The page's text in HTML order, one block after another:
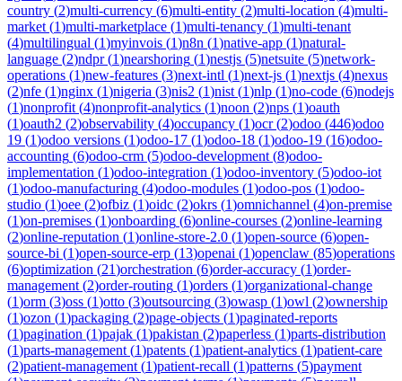
country (2)multi-currency (6)multi-entity (2)multi-location (4)multi-
market (1)multi-marketplace (1)multi-tenancy (1)multi-tenant
(4)multilingual (1)myinvois (1)n8n (1)native-app (1)natural-
language (2)ndpr(1)nearshoring (1)nestjs (5)netsuite (5)network-
operations (1)new-features (3)next-intl (1)next-js (1)nextjs (4)nexus
(2)nfe (1)nginx (1)nigeria (3)nis2 (1)nist (1)nlp (1)no-code (6)nodejs
(1)nonprofit (4)nonprofit-analytics (1)noon (2)nps (1)oauth
(1)oauth2 (2)observability (4)occupancy (1)ocr(2)odoo (446)odoo
19 (1)odoo versions (1)odoo-17 (1)odoo-18 (1)odoo-19 (16)odoo-
accounting (6)odoo-crm (5)odoo-development (8)odoo-
implementation (1)odoo-integration (1)odoo-inventory (5)odoo-iot
(1)odoo-manufacturing (4)odoo-modules (1)odoo-pos (1)odoo-
studio (1)oee (2)ofbiz (1)oidc (2)okrs (1)omnichannel (4)on-premise
(1)on-premises (1)onboarding (6)online-courses (2)online-learning
(2)online-reputation (1)online-store-2.0 (1)open-source (6)open-
source-bi (1)open-source-erp (13)openai (1)openclaw (85)operations
(6)optimization (21)orchestration (6)order-accuracy (1)order-
management (2)order-routing (1)orders (1)organizational-change
(1)orm (3)oss (1)otto (3)outsourcing (3)owasp (1)owl (2)ownership
(1)ozon (1)packaging (2)page-objects (1)paginated-reports
(1)pagination (1)pajak (1)pakistan (2)paperless (1)parts-distribution
(1)parts-management (1)patents (1)patient-analytics (1)patient-care
(2)patient-management (1)patient-recall (1)patterns (5)payment